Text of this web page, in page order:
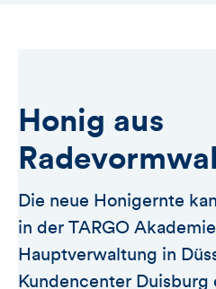
Honig aus
Die neue Honigernte
in der TARGO
Hauptverwaltung in
Kundencenter